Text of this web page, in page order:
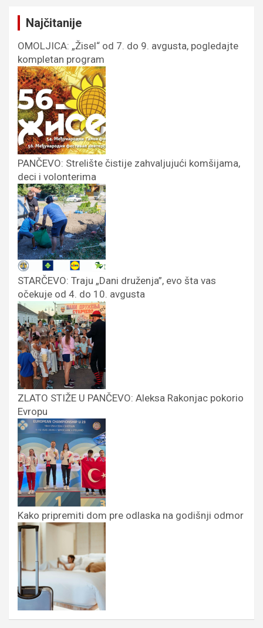
Najčitanije
OMOLJICA: „Žisel“ od 7. do 9. avgusta, pogledajte
kompletan program
PANČEVO: Strelište čistije zahvaljujući komšijama,
deci i volonterima
STARČEVO: Traju „Dani druženja”, evo šta vas
očekuje od 4. do 10. avgusta
ZLATO STIŽE U PANČEVO: Aleksa Rakonjac pokorio
Evropu
Kako pripremiti dom pre odlaska na godišnji odmor